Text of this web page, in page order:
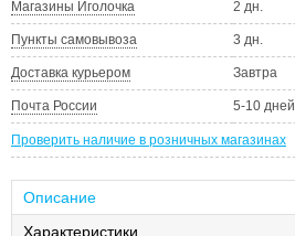
Магазины Иголочка 2 дн.
Пункты самовывоза 3 дн.
Доставка курьером Завтра
Почта России 5-10 дней
Проверить наличие в розничных магазинах
Описание
Характеристики